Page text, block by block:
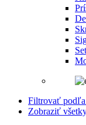
Filtrovať podľa
Zobraziť